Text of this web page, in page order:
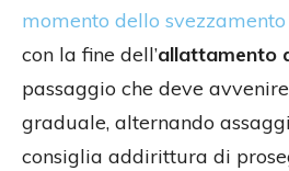
momento dello svezzamento
con la fine dell’allattamento
passaggio che deve
graduale, alternando assaggi
consiglia addirittura di